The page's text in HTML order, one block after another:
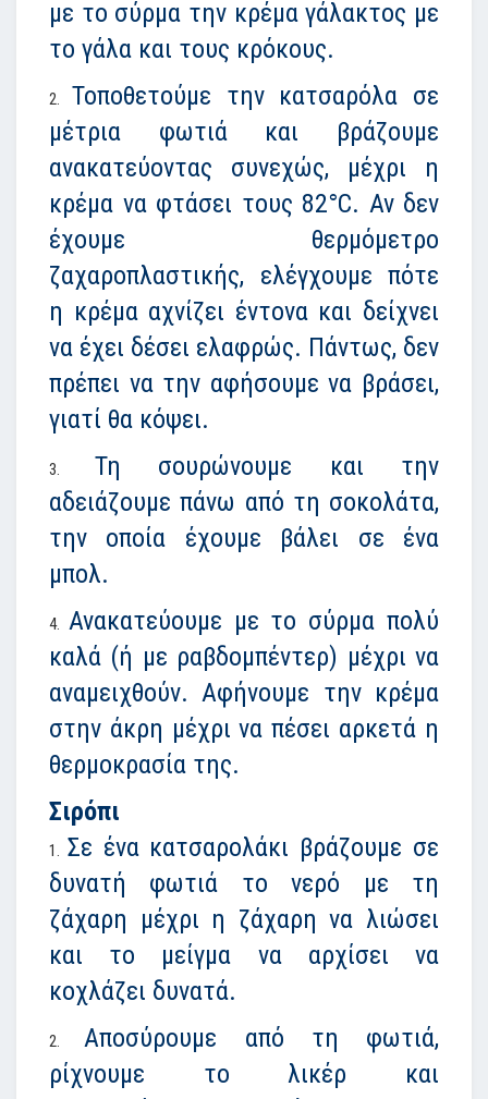
με το σύρμα την κρέμα γάλακτος με
το γάλα και τους κρόκους.
Τοποθετούμε την κατσαρόλα σε
μέτρια φωτιά και βράζουμε
ανακατεύοντας συνεχώς, μέχρι η
κρέμα να φτάσει τους 82°C. Αν δεν
έχουμε θερμόμετρο
ζαχαροπλαστικής, ελέγχουμε πότε
η κρέμα αχνίζει έντονα και δείχνει
να έχει δέσει ελαφρώς. Πάντως, δεν
πρέπει να την αφήσουμε να βράσει,
γιατί θα κόψει.
Τη σουρώνουμε και την
αδειάζουμε πάνω από τη σοκολάτα,
την οποία έχουμε βάλει σε ένα
μπολ.
Ανακατεύουμε με το σύρμα πολύ
καλά (ή με ραβδομπέντερ) μέχρι να
αναμειχθούν. Αφήνουμε την κρέμα
στην άκρη μέχρι να πέσει αρκετά η
θερμοκρασία της.
Σιρόπι
Σε ένα κατσαρολάκι βράζουμε σε
δυνατή φωτιά το νερό με τη
ζάχαρη μέχρι η ζάχαρη να λιώσει
και το μείγμα να αρχίσει να
κοχλάζει δυνατά.
Αποσύρουμε από τη φωτιά,
ρίχνουμε το λικέρ και